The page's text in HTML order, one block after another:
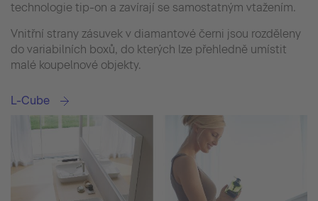
technologie tip-on a zavírají se samostatným vtažením.
Vnitřní strany zásuvek v diamantové černi jsou rozděleny
do variabilních boxů, do kterých lze přehledně umístit
malé koupelnové objekty.
L-Cube